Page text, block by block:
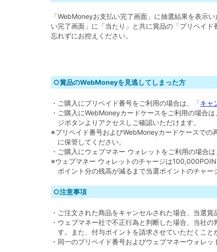
「WebMoneyお支払い完了画面」に抽選結果を表示
い完了画面」に「当たり」と共に賞品の「プリペイド
忘れずにお控えください。
○賞品のWebMoneyを見逃してしまった方
・ご購入にプリペイド番号をご利用の場合は、「キャ
・ご購入にWebMoneyカードケースをご利用の場合
ジボタンよりアクセスしご確認いただけます。
※プリペイド番号およびWebMoneyカードケースで
に保管してください。
・ご購入にウェブマネー ウォレットをご利用の場合
※ウェブマネー ウォレットのチャージは
ポイント分の残高が減るまで当選ポイントのチャ
○注意事項
・ご注文された商品をキャンセルされた場合、当選
・ウェブマネー社で不正行為と判断した場合、当社
す。また、付与ポイントを請求させていただくこと
・同一のプリペイド番号およびウェブマネーウォレ